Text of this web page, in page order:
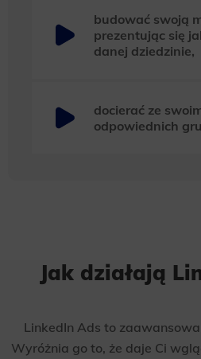
budować swoją
prezentując się
danej dziedzinie,
docierać ze
odpowiednich
Jak działają
LinkedIn Ads to
Wyróżnia go to, że daje Ci